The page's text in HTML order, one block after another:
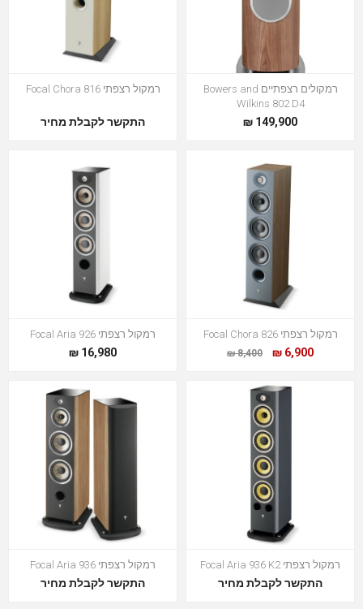
רמקולים רצפתיים Bowers and
Wilkins 802 D4
149,900 ₪
רמקול רצפתי Focal Chora 816
התקשר לקבלת מחיר
רמקול רצפתי Focal Chora 826
6,900 ₪
8,400 ₪
רמקול רצפתי Focal Aria 926
16,980 ₪
רמקול רצפתי Focal Aria 936 K2
התקשר לקבלת מחיר
רמקול רצפתי Focal Aria 936
התקשר לקבלת מחיר